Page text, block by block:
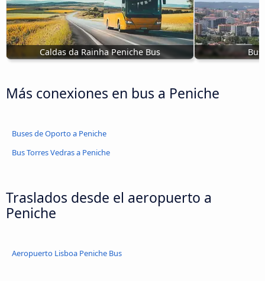
Caldas da Rainha Peniche Bus
Más conexiones en bus a Peniche
Buses de Oporto a Peniche
Bus Torres Vedras a Peniche
Traslados desde el aeropuerto a
Peniche
Aeropuerto Lisboa Peniche Bus